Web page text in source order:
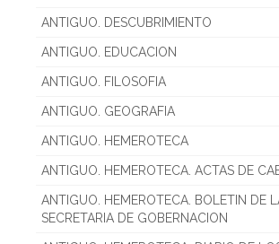
ANTIGUO. DESCUBRIMIENTO
ANTIGUO. EDUCACION
ANTIGUO. FILOSOFIA
ANTIGUO. GEOGRAFIA
ANTIGUO. HEMEROTECA
ANTIGUO. HEMEROTECA. ACTAS DE
ANTIGUO. HEMEROTECA. BOLETIN DE
SECRETARIA DE GOBERNACION